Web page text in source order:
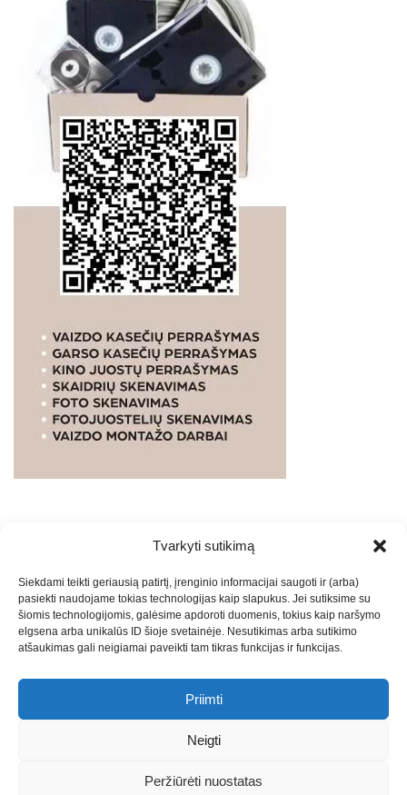
Tvarkyti sutikimą
Siekdami teikti geriausią patirtį, įrenginio informacijai saugoti ir (arba)
pasiekti naudojame tokias technologijas kaip slapukus. Jei sutiksime su
šiomis technologijomis, galėsime apdoroti duomenis, tokius kaip naršymo
elgsena arba unikalūs ID šioje svetainėje. Nesutikimas arba sutikimo
atšaukimas gali neigiamai paveikti tam tikras funkcijas ir funkcijas.
Priimti
Neigti
Peržiūrėti nuostatas
PASLAUGOS. SEO tekstų rašymas, turinio kūrimas,
straipsnių rašymas ir talpinimas į mūsų valdomas
svetaines.2026Armijai.LTTheme: Express News ByAdore
Themes.
Marketingo agentūra -Teisinės
-Saulius Narbutas
Regionų naujienos-